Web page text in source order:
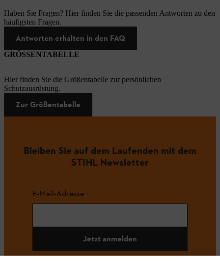
Haben Sie Fragen? Hier finden Sie die passenden Antworten zu den
häufigsten Fragen.
Antworten erhalten in den FAQ
GRÖSSENTABELLE
Hier finden Sie die Größentabelle zur persönlichen
Schutzausrüstung.
Zur Größentabelle
Bleiben Sie auf dem Laufenden mit dem
STIHL Newsletter
E-Mail-Adresse
Jetzt anmelden